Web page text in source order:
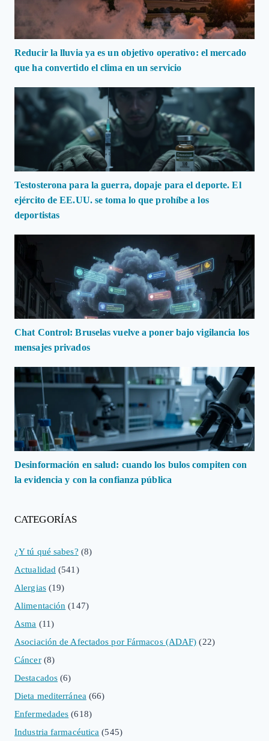
Reducir la lluvia ya es un objetivo operativo: el mercado
que ha convertido el clima en un servicio
Testosterona para la guerra, dopaje para el deporte. El
ejército de EE.UU. se toma lo que prohíbe a los
deportistas
Chat Control: Bruselas vuelve a poner bajo vigilancia los
mensajes privados
Desinformación en salud: cuando los bulos compiten con
la evidencia y con la confianza pública
CATEGORÍAS
¿Y tú qué sabes? (8)
Actualidad (541)
Alergias(19)
Alimentación (147)
Asma (11)
Asociación de Afectados por Fármacos (ADAF) (22)
Cáncer(8)
Destacados (6)
Dieta mediterránea (66)
Enfermedades (618)
Industria farmacéutica (545)